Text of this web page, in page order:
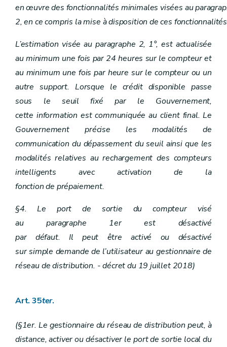
en œuvre des fonctionnalités minimales visées au
2, en ce compris la mise à disposition de ces
L’estimation visée au paragraphe 2, 1°, est actualisée
au minimum une fois par 24 heures sur le compteur et
au minimum une fois par heure sur le compteur ou un
autre support. Lorsque le crédit disponible passe
sous le seuil fixé par le Gouvernement,
cette information est communiquée au client final. Le
Gouvernement précise les modalités de
communication du dépassement du seuil ainsi que les
modalités relatives au rechargement des compteurs
intelligents avec activation de la
fonction de prépaiement.
§4. Le port de sortie du compteur visé
au paragraphe 1er est désactivé
par défaut. Il peut être activé ou désactivé
sur simple demande de l’utilisateur au gestionnaire de
réseau de distribution. - décret du 19 juillet 2018)
Art. 35ter.
(§1er. Le gestionnaire du réseau de distribution peut, à
distance, activer ou désactiver le port de sortie local du